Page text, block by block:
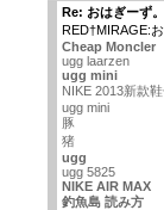
Re: おはぎーず。
RED†MIRAGE:
Cheap Moncler
ugg laarzen
ugg mini
NIKE 2013新款
ugg mini
豚
猪
ugg
ugg 5825
NIKE AIR MAX
釣魚島 読み方